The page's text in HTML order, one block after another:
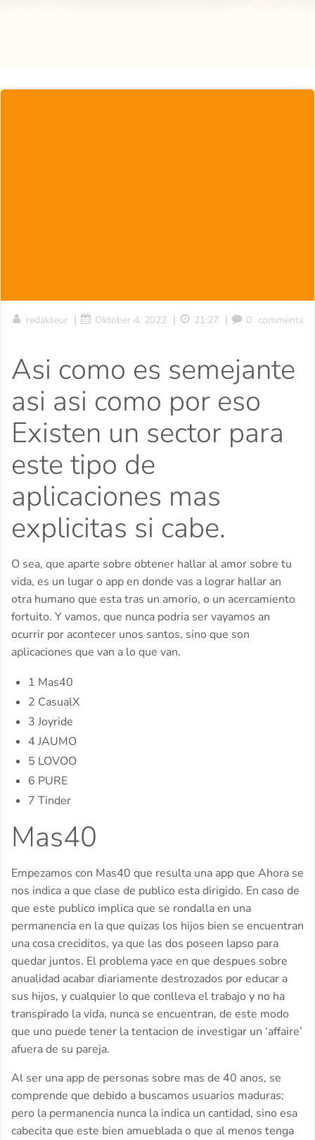
redakteur | Oktober 4, 2022 | 21:27 | 0 comments
Asi­ como es semejante
asi asi­ como por eso
Existen un sector para
este tipo de
aplicaciones mas
explicitas si cabe.
O sea, que aparte sobre obtener hallar al amor sobre tu
vida, es un lugar o app en donde vas a lograr hallar an
otra humano que esta tras un amorio, o un acercamiento
fortuito. Y vamos, que nunca podri­a ser vayamos an
ocurrir por acontecer unos santos, sino que son
aplicaciones que van a lo que van.
1 Mas40
2 CasualX
3 Joyride
4 JAUMO
5 LOVOO
6 PURE
7 Tinder
Mas40
Empezamos con Mas40 que resulta una app que Ahora se
nos indica a que clase de publico esta dirigido. En caso de
que este publico implica que se rondalla en una
permanencia en la que quizas los hijos bien se encuentran
una cosa creciditos, ya que las dos poseen lapso para
quedar juntos. El problema yace en que despues sobre
anualidad acabar diariamente destrozados por educar a
sus hijos, y cualquier lo que conlleva el trabajo y no ha
transpirado la vida, nunca se encuentran, de este modo
que uno puede tener la tentacion de investigar un ‘affaire’
afuera de su pareja.
Al ser una app de personas sobre mas de 40 anos, se
comprende que debido a buscamos usuarios maduras;
pero la permanencia nunca la indica un cantidad, sino esa
cabecita que este bien amueblada o que al menos tenga